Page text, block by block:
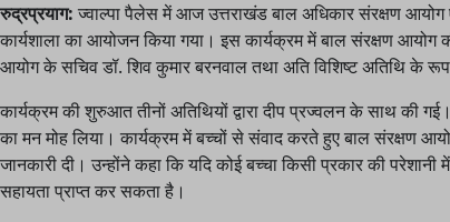
रुद्रप्रयाग: ज्वाल्पा पैलेस में आज उत्तराखंड बाल अधिकार संरक्षण आयोग
कार्यशाला का आयोजन किया गया। इस कार्यक्रम में बाल संरक्षण
आयोग के सचिव डॉ. शिव कुमार बरनवाल तथा अति विशिष्ट अतिथि के
कार्यक्रम की शुरुआत तीनों अतिथियों द्वारा दीप प्रज्वलन के साथ की
का मन मोह लिया। कार्यक्रम में बच्चों से संवाद करते हुए बाल संरक्षण
जानकारी दी। उन्होंने कहा कि यदि कोई बच्चा किसी प्रकार की
सहायता प्राप्त कर सकता है।